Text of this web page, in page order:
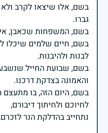
בשם, אלו שיצאו לקרב
בשם, חיים שלמים שיכלו
בשם, שבועת החייל
בשם, היום הזה, בו מתעצם
נתחייב בהדלקת הנר